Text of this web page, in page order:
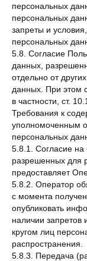
персональных
персональных
запреты и
персональных
5.8. Согласие
данных,
отдельно от
данных. При этом
в частности, ст.
Требования к
уполномоченным
персональных
5.8.1. Согласие на
разрешенных для
предоставляет
5.8.2. Оператор
с момента
опубликовать
наличии запретов
кругом лиц
распространения.
5.8.3. Передача